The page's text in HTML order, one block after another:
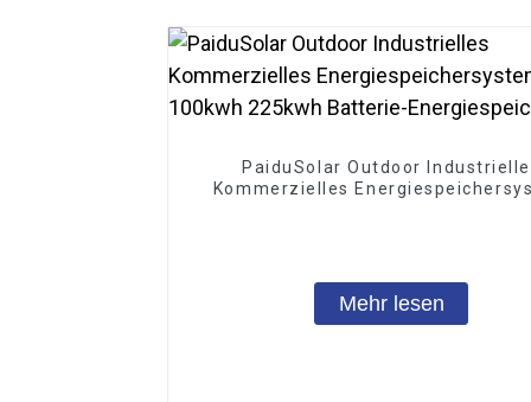
PaiduSolar Outdoor
Kommerzielles
Mehr lesen